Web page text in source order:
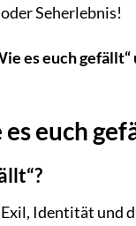
Seherlebnis!
es euch
euch
Exil, Identität